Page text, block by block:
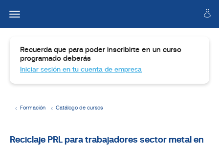
Formación Catálogo de cursos
Recuerda que para poder inscribirte en un curso
programado deberás
Iniciar sesión en tu cuenta de empresa
Reciclaje PRL para trabajadores sector metal en